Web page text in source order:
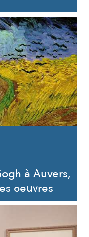
à Auvers,
oeuvres